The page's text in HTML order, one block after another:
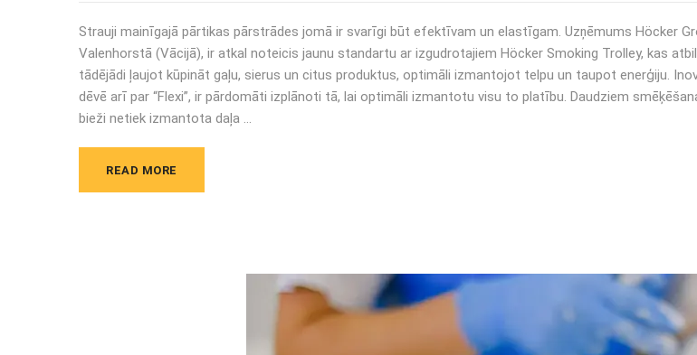
Strauji mainīgajā pārtikas pārstrādes jomā ir svarīgi būt efektīvam un elastīgam. Uzņēmums Höcker
Valenhorstā (Vācijā), ir atkal noteicis jaunu standartu ar izgudrotajiem Höcker Smoking Trolley, kas
tādējādi ļaujot kūpināt gaļu, sierus un citus produktus, optimāli izmantojot telpu un taupot enerģiju.
dēvē arī par “Flexi”, ir pārdomāti izplānoti tā, lai optimāli izmantotu visu to platību. Daudziem
bieži netiek izmantota daļa …
READ MORE